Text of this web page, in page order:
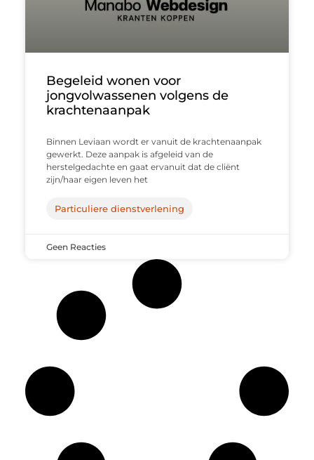
Begeleid wonen voor
jongvolwassenen volgens de
krachtenaanpak
Binnen Leviaan wordt er vanuit de krachtenaanpak
gewerkt. Deze aanpak is afgeleid van de
herstelgedachte en gaat ervanuit dat de cliënt
zijn/haar eigen leven het
Particuliere dienstverlening
Geen Reacties